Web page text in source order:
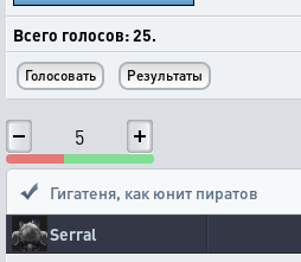
Всего голосов: 25.
5
Гигатеня, как юнит пиратов
Serral